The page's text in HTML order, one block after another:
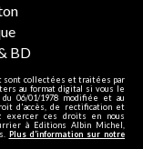
BD
sont collectées et traitées par
au format digital si vous le
06/01/1978 modifiée et au
d'accès, de rectification et
exercer ces droits en nous
à Editions Albin Michel,
Plus d’information sur notre